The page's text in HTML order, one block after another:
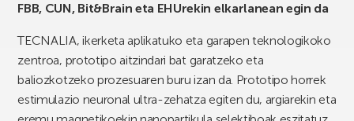
FBB, CUN, Bit&Brain eta EHUrekin elkarlanean egin da
TECNALIA, ikerketa aplikatuko eta garapen teknologikoko
zentroa, prototipo aitzindari bat garatzeko eta
baliozkotzeko prozesuaren buru izan da. Prototipo horrek
estimulazio neuronal ultra-zehatza egiten du, argiarekin eta